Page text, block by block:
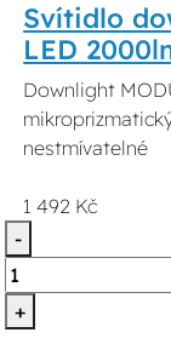
Svítidlo
LED
Downlight
nestmívatelné
1 492 Kč
-
+